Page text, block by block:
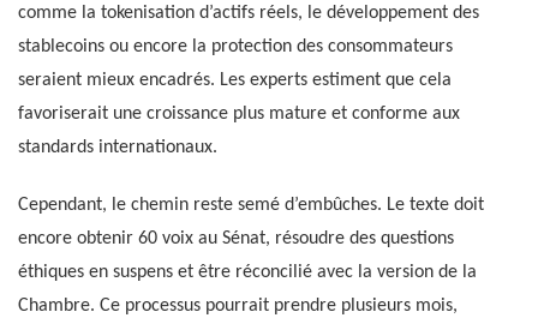
comme la tokenisation d’actifs réels, le développement des
stablecoins ou encore la protection des consommateurs
seraient mieux encadrés. Les experts estiment que cela
favoriserait une croissance plus mature et conforme aux
standards internationaux.
Cependant, le chemin reste semé d’embûches. Le texte doit
encore obtenir 60 voix au Sénat, résoudre des questions
éthiques en suspens et être réconcilié avec la version de la
Chambre. Ce processus pourrait prendre plusieurs mois,